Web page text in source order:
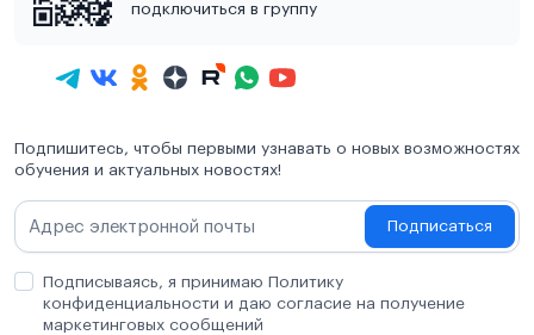
подключиться в группу
Подпишитесь, чтобы первыми узнавать о новых возможностях
обучения и актуальных новостях!
Подписаться
Подписываясь, я принимаю Политику
конфиденциальности и даю согласие на получение
маркетинговых сообщений